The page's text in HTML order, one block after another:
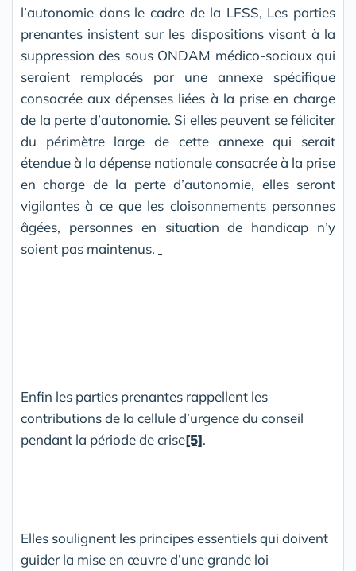
l’autonomie dans le cadre de la LFSS, Les parties
prenantes insistent sur les dispositions visant à la
suppression des sous ONDAM médico-sociaux qui
seraient remplacés par une annexe spécifique
consacrée aux dépenses liées à la prise en charge
de la perte d’autonomie. Si elles peuvent se féliciter
du périmètre large de cette annexe qui serait
étendue à la dépense nationale consacrée à la prise
en charge de la perte d’autonomie, elles seront
vigilantes à ce que les cloisonnements personnes
âgées, personnes en situation de handicap n’y
soient pas maintenus.
Enfin les parties prenantes rappellent les
contributions de la cellule d’urgence du conseil
pendant la période de crise[5].
Elles soulignent les principes essentiels qui doivent
guider la mise en œuvre d’une grande loi